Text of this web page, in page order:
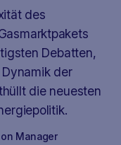
des
Debatten,
der
die neuesten
Manager